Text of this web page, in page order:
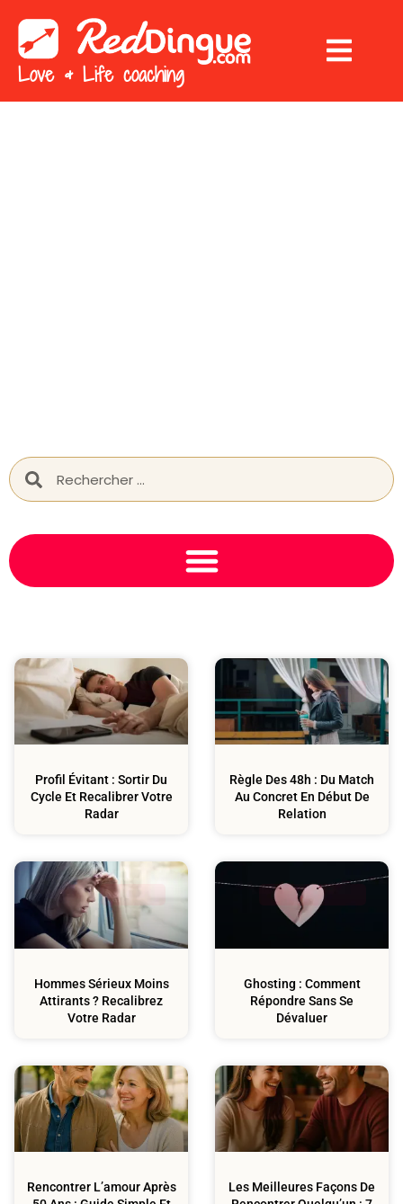
Love & Life coaching
Relation
Profil Évitant : Sortir Du
Cycle Et Recalibrer Votre
Radar
Relation
Règle Des 48h : Du Match
Au Concret En Début De
Relation
Relation
Hommes Sérieux Moins
Attirants ? Recalibrez
Votre Radar
Confiance En Soi
Ghosting : Comment
Répondre Sans Se
Dévaluer
Couple
Rencontrer L’amour Après
Rencontrer Sur
Internet
Les Meilleures Façons De